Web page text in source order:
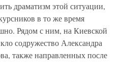
драматизм этой ситуации,
в то же время
Рядом с ним, на Киевской
содружество Александра
также направленных после